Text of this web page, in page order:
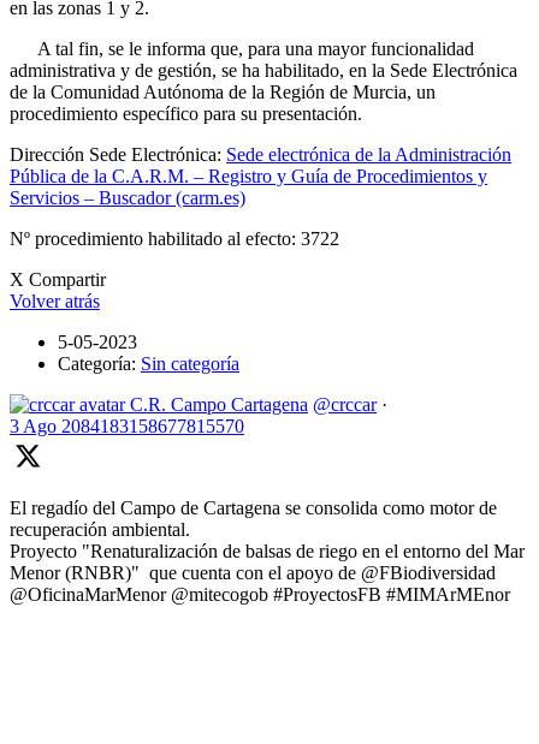
en las zonas 1 y 2.
A tal fin, se le informa que, para una mayor funcionalidad
administrativa y de gestión, se ha habilitado, en la Sede Electrónica
de la Comunidad Autónoma de la Región de Murcia, un
procedimiento específico para su presentación.
Dirección Sede Electrónica: Sede electrónica de la Administración
Pública de la C.A.R.M. – Registro y Guía de Procedimientos y
Servicios – Buscador (carm.es)
Nº procedimiento habilitado al efecto: 3722
X Compartir
Volver atrás
5-05-2023
Categoría: Sin categoría
C.R. Campo Cartagena @crccar ·
3 Ago 2084183158677815570
El regadío del Campo de Cartagena se consolida como motor de
recuperación ambiental.
Proyecto "Renaturalización de balsas de riego en el entorno del Mar
Menor (RNBR)" que cuenta con el apoyo de @FBiodiversidad
@OficinaMarMenor @mitecogob #ProyectosFB #MIMArMEnor